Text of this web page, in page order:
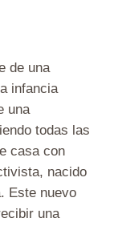
de una
infancia
una
todas las
casa con
nacido
Este nuevo
una